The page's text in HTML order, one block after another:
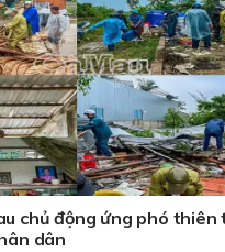
chủ động ứng phó thiên
dân